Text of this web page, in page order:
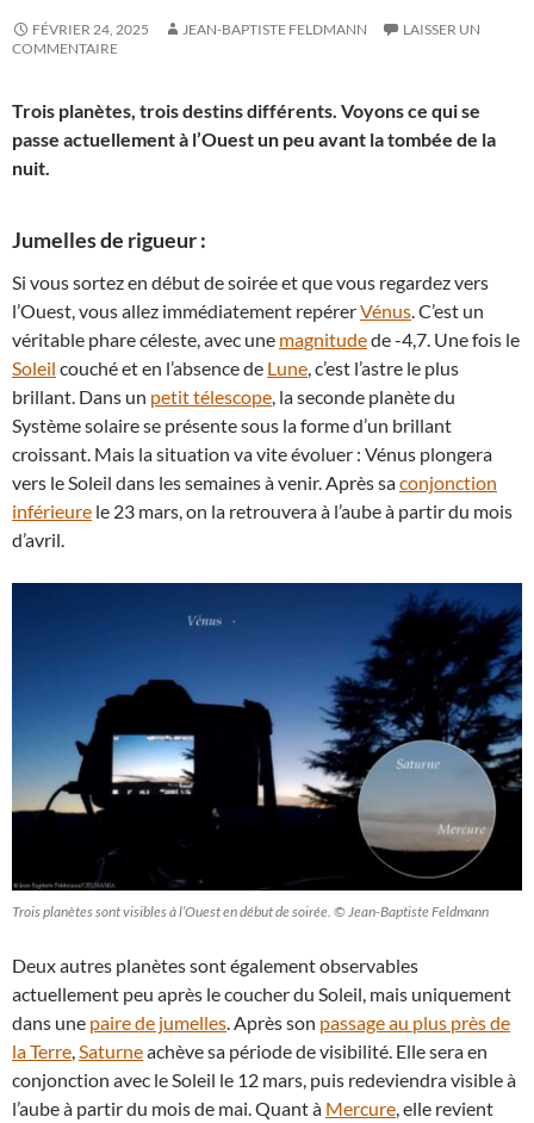
FÉVRIER 24, 2025 JEAN-BAPTISTE FELDMANN
LAISSER UN
COMMENTAIRE
Trois planètes, trois destins différents. Voyons ce qui se
passe actuellement à l’Ouest un peu avant la tombée de la
nuit.
Jumelles de rigueur :
Si vous sortez en début de soirée et que vous regardez vers
l’Ouest, vous allez immédiatement repérerVénus. C’est un
véritable phare céleste, avec une magnitudede -4,7. Une fois le
Soleil couché et en l’absence de Lune, c’est l’astre le plus
brillant. Dans un petit télescope, la seconde planète du
Système solaire se présente sous la forme d’un brillant
croissant. Mais la situation va vite évoluer : Vénus plongera
vers le Soleil dans les semaines à venir. Après saconjonction
inférieure le 23 mars, on la retrouvera à l’aube à partir du mois
d’avril.
Trois planètes sont visibles à l’Ouest en début de soirée. © Jean-Baptiste Feldmann
Deux autres planètes sont également observables
actuellement peu après le coucher du Soleil, mais uniquement
dans une paire de jumelles . Après son passage au plus près de
la Terre Saturneachève sa période de visibilité. Elle sera en
conjonction avec le Soleil le 12 mars, puis redeviendra visible à
l’aube à partir du mois de mai. Quant à Mercure , elle revient